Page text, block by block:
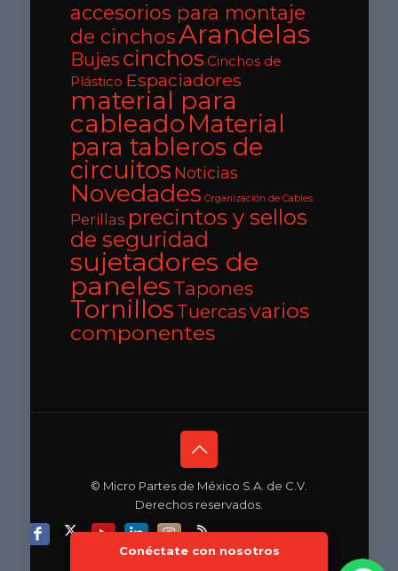
accesorios para montaje
de cinchosArandelas
Bujes cinchos Cinchos de
Plástico Espaciadores
material para
cableadoMaterial
para tableros de
circuitos Noticias
Novedades Organización de Cables
Perillas precintos y sellos
de seguridad
sujetadores de
paneles Tapones
Tornillos Tuercasvarios
componentes
Conéctate con nosotros
© Micro Partes de México S.A. de C.V.
Derechos reservados.